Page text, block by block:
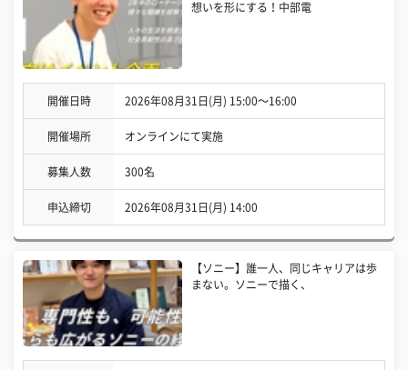
想いを形にする！中部電
開催日時 2026年08月31日(月) 15:00〜16:00
開催場所 オンラインにて実施
募集人数 300名
申込締切 2026年08月31日(月) 14:00
【ソニー】誰一人、同じキャリアは歩
まない。ソニーで描く、